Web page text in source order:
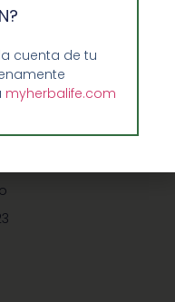
cuenta de tu
myherbalife.com